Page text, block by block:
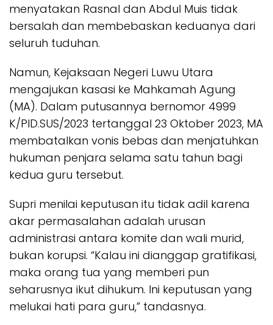
menyatakan Rasnal dan Abdul Muis tidak
bersalah dan membebaskan keduanya dari
seluruh tuduhan.
Namun, Kejaksaan Negeri Luwu Utara
mengajukan kasasi ke Mahkamah Agung
(MA). Dalam putusannya bernomor 4999
K/PID.SUS/2023 tertanggal 23 Oktober 2023, MA
membatalkan vonis bebas dan menjatuhkan
hukuman penjara selama satu tahun bagi
kedua guru tersebut.
Supri menilai keputusan itu tidak adil karena
akar permasalahan adalah urusan
administrasi antara komite dan wali murid,
bukan korupsi. “Kalau ini dianggap gratifikasi,
maka orang tua yang memberi pun
seharusnya ikut dihukum. Ini keputusan yang
melukai hati para guru,” tandasnya.